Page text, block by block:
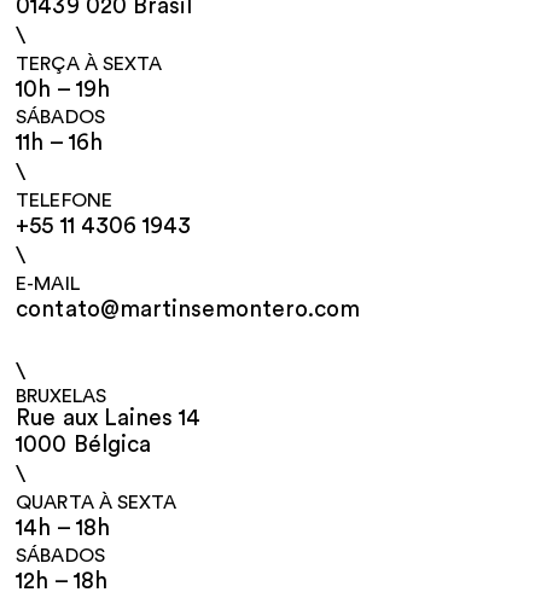
01439 020 Brasil
\
TERÇA À SEXTA
10h – 19h
SÁBADOS
11h – 16h
\
TELEFONE
+55 11 4306 1943
\
E-MAIL
contato@martinsemontero.com
\
BRUXELAS
Rue aux Laines 14
1000 Bélgica
\
QUARTA À SEXTA
14h – 18h
SÁBADOS
12h – 18h